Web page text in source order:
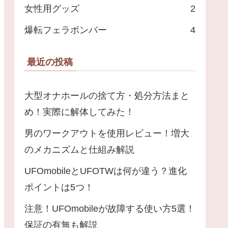
女性用グッズ 2
爆転フェラボンバー 4
最近の投稿
大型オナホールの捨て方・処分方法まと
め！実際に解体してみた！
男のワークアウトを使用レビュー！増大
のメカニズムと仕組み解説
UFOmobileとUFOTWは何が違う？進化
ポイントは5つ！
注意！UFOmobileが故障する使い方5選！
保証の有無も解説